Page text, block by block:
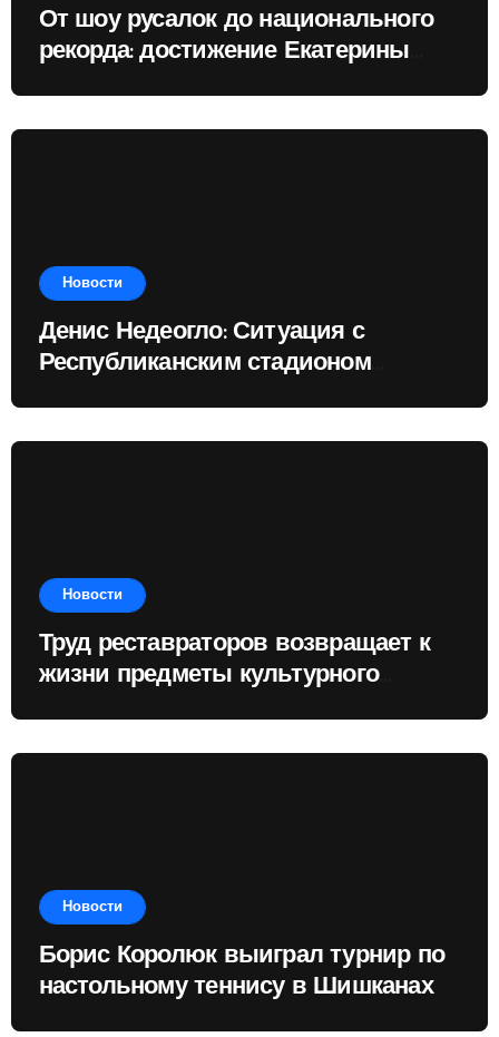
От шоу русалок до национального
рекорда: достижение Екатерины
Новости
Денис Недеогло: Ситуация с
Республиканским стадионом
Новости
Труд реставраторов возвращает к
жизни предметы культурного
Новости
Борис Королюк выиграл турнир по
настольному теннису в Шишканах